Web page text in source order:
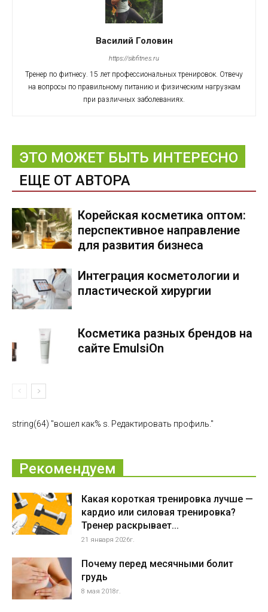
Василий Головин
https://sibfitnes.ru
Тренер по фитнесу. 15 лет профессиональных тренировок. Отвечу
на вопросы по правильному питанию и физическим нагрузкам
при различных заболеваниях.
ЭТО МОЖЕТ БЫТЬ ИНТЕРЕСНО
ЕЩЕ ОТ АВТОРА
Корейская косметика оптом:
перспективное направление
для развития бизнеса
Интеграция косметологии и
пластической хирургии
Косметика разных брендов на
сайте EmulsiOn
string(64) "вошел как% s. Редактировать профиль."
Рекомендуем
Какая короткая тренировка лучше —
кардио или силовая тренировка?
Тренер раскрывает...
21 января 2026г.
Почему перед месячными болит
грудь
8 мая 2018г.